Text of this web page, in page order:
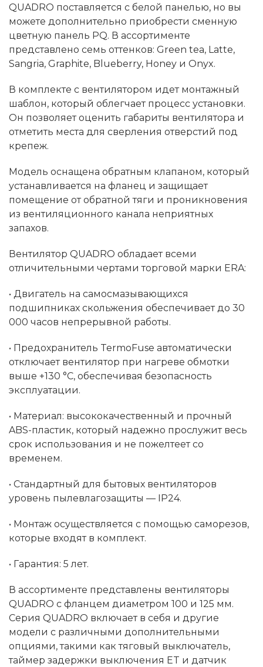
QUADRO поставляется с белой панелью, но вы
можете дополнительно приобрести сменную
цветную панель PQ. В ассортименте
представлено семь оттенков: Green tea, Latte,
Sangria, Graphite, Blueberry, Honey и Onyx.
В комплекте с вентилятором идет монтажный
шаблон, который облегчает процесс установки.
Он позволяет оценить габариты вентилятора и
отметить места для сверления отверстий под
крепеж.
Модель оснащена обратным клапаном, который
устанавливается на фланец и защищает
помещение от обратной тяги и проникновения
из вентиляционного канала неприятных
запахов.
Вентилятор QUADRO обладает всеми
отличительными чертами торговой марки ERA:
• Двигатель на самосмазывающихся
подшипниках скольжения обеспечивает до 30
000 часов непрерывной работы.
• Предохранитель TermoFuse автоматически
отключает вентилятор при нагреве обмотки
выше +130 °C, обеспечивая безопасность
эксплуатации.
• Материал: высококачественный и прочный
ABS-пластик, который надежно прослужит весь
срок использования и не пожелтеет со
временем.
• Стандартный для бытовых вентиляторов
уровень пылевлагозащиты — IP24.
• Монтаж осуществляется с помощью саморезов,
которые входят в комплект.
• Гарантия: 5 лет.
В ассортименте представлены вентиляторы
QUADRO с фланцем диаметром 100 и 125 мм.
Серия QUADRO включает в себя и другие
модели с различными дополнительными
опциями, такими как тяговый выключатель,
таймер задержки выключения ET и датчик